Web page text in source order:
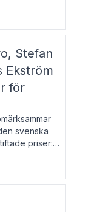
Stefan
Ekström
för
svenska
priser: